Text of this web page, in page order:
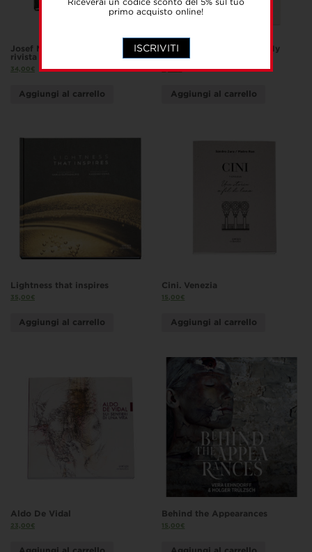
primo acquisto online!
ISCRIVITI
Josef Maria Auchentaller e la
rivista d’arte Ver Sacrum
34,00€
Aggiungi al carrello
Il mio posto al mondo / My
place in the world
8,00€
Aggiungi al carrello
Lightness that inspires
35,00€
Aggiungi al carrello
Cini. Venezia
15,00€
Aggiungi al carrello
Aldo De Vidal
23,00€
Behind the Appearances
15,00€